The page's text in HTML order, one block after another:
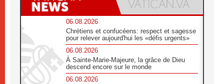
06.08.2026
Chrétiens et confucéens: respect et sagesse
pour relever aujourd'hui les «défis urgents»
06.08.2026
À Sainte-Marie-Majeure, la grâce de Dieu
descend encore sur le monde
06.08.2026